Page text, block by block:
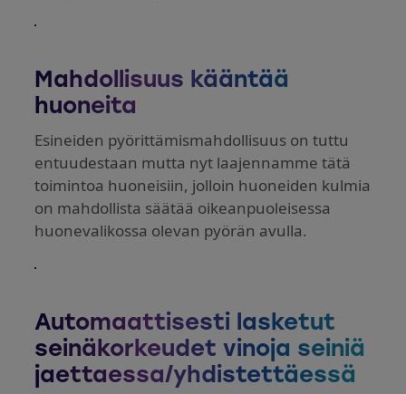
Mahdollisuus kääntää
huoneita
Esineiden pyörittämismahdollisuus on tuttu
entuudestaan mutta nyt laajennamme tätä
toimintoa huoneisiin, jolloin huoneiden kulmia
on mahdollista säätää oikeanpuoleisessa
huonevalikossa olevan pyörän avulla.
Automaattisesti lasketut
seinäkorkeudet vinoja seiniä
jaettaessa/yhdistettäessä